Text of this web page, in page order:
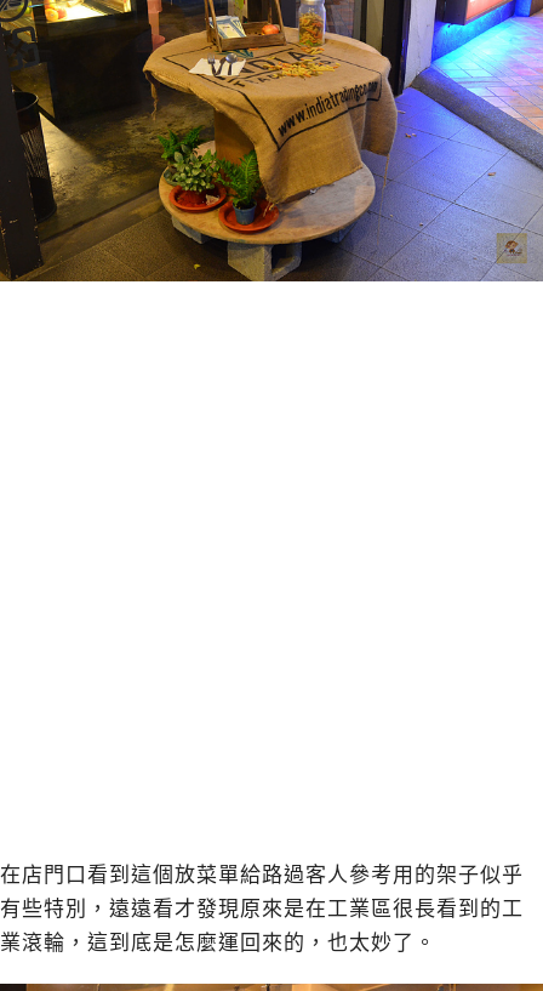
在店門口看到這個放菜單給路過客人參考用的架子似乎
有些特別，遠遠看才發現原來是在工業區很長看到的工
業滾輪，這到底是怎麼運回來的，也太妙了。